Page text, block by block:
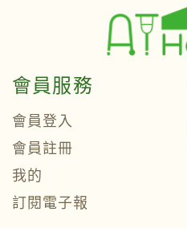
會員服務
會員登入
會員註冊
我的
訂閱電子報